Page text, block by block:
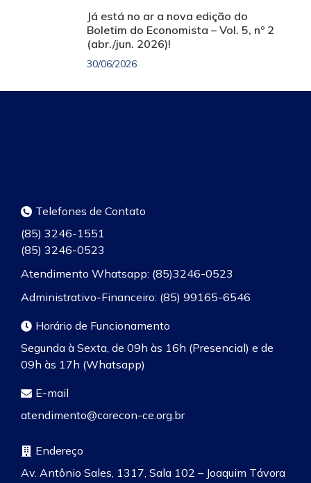
Já está no ar a nova edição do
Boletim do Economista – Vol. 5, nº 2
(abr./jun. 2026)!
30/06/2026
Telefones de Contato
(85) 3246-1551
(85) 3246-0523
Atendimento Whatsapp: (85)3246-0523
Administrativo-Financeiro: (85) 99165-6546
Horário de Funcionamento
Segunda à Sexta, de 09h às 16h (Presencial) e de
09h às 17h (Whatsapp)
E-mail
atendimento@corecon-ce.org.br
Endereço
Av. Antônio Sales, 1317, Sala 102 – Joaquim Távora